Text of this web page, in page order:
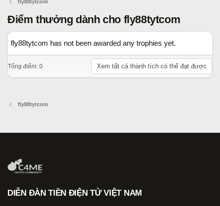
fly88tytcom
Điểm thưởng dành cho fly88tytcom
fly88tytcom has not been awarded any trophies yet.
Tổng điểm: 0 Xem tất cả thành tích có thể đạt được
fly88tytcom
DIỄN ĐÀN TIỀN ĐIỆN TỬ VIỆT NAM